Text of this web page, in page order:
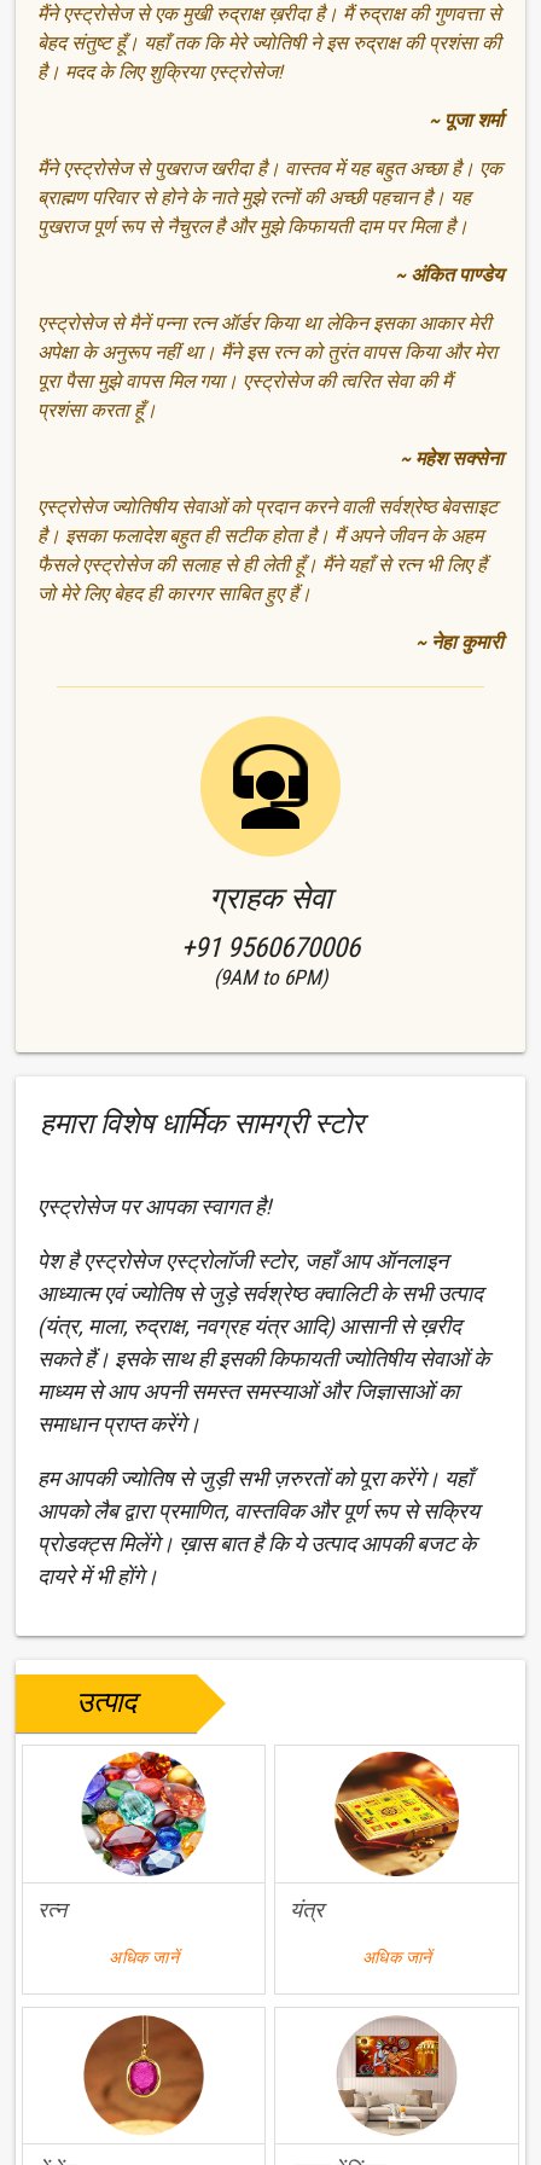
मैंने एस्ट्रोसेज से एक मुखी रुद्राक्ष ख़रीदा है। मैं रुद्राक्ष की गुणवत्ता से
बेहद संतुष्ट हूँ। यहाँ तक कि मेरे ज्योतिषी ने इस रुद्राक्ष की प्रशंसा की
है। मदद के लिए शुक्रिया एस्ट्रोसेज!
~ पूजा शर्मा
मैंने एस्ट्रोसेज से पुखराज खरीदा है। वास्तव में यह बहुत अच्छा है। एक
ब्राह्मण परिवार से होने के नाते मुझे रत्नों की अच्छी पहचान है। यह
पुखराज पूर्ण रूप से नैचुरल है और मुझे किफायती दाम पर मिला है।
~ अंकित पाण्डेय
एस्ट्रोसेज से मैनें पन्ना रत्न ऑर्डर किया था लेकिन इसका आकार मेरी
अपेक्षा के अनुरूप नहीं था। मैंने इस रत्न को तुरंत वापस किया और मेरा
पूरा पैसा मुझे वापस मिल गया। एस्ट्रोसेज की त्वरित सेवा की मैं
प्रशंसा करता हूँ।
~ महेश सक्सेना
एस्ट्रोसेज ज्योतिषीय सेवाओं को प्रदान करने वाली सर्वश्रेष्ठ बेवसाइट
है। इसका फलादेश बहुत ही सटीक होता है। मैं अपने जीवन के अहम
फैसले एस्ट्रोसेज की सलाह से ही लेती हूँ। मैंने यहाँ से रत्न भी लिए हैं
जो मेरे लिए बेहद ही कारगर साबित हुए हैं।
~ नेहा कुमारी
ग्राहक सेवा
+91 9560670006
(9AM to 6PM)
हमारा विशेष धार्मिक सामग्री स्टोर
एस्ट्रोसेज पर आपका स्वागत है!
पेश है एस्ट्रोसेज एस्ट्रोलॉजी स्टोर, जहाँ आप ऑनलाइन
आध्यात्म एवं ज्योतिष से जुड़े सर्वश्रेष्ठ क्वालिटी के सभी उत्पाद
(यंत्र, माला, रुद्राक्ष, नवग्रह यंत्र आदि) आसानी से ख़रीद
सकते हैं। इसके साथ ही इसकी किफायती ज्योतिषीय सेवाओं के
माध्यम से आप अपनी समस्त समस्याओं और जिज्ञासाओं का
समाधान प्राप्त करेंगे।
हम आपकी ज्योतिष से जुड़ी सभी ज़रुरतों को पूरा करेंगे। यहाँ
आपको लैब द्वारा प्रमाणित, वास्तविक और पूर्ण रूप से सक्रिय
प्रोडक्ट्स मिलेंगे। ख़ास बात है कि ये उत्पाद आपकी बजट के
दायरे में भी होंगे।
उत्पाद
रत्न
अधिक जानें
यंत्र
अधिक जानें